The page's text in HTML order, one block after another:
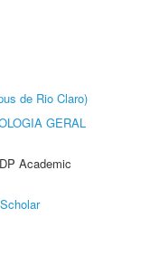
de Rio Claro)
GERAL
Academic